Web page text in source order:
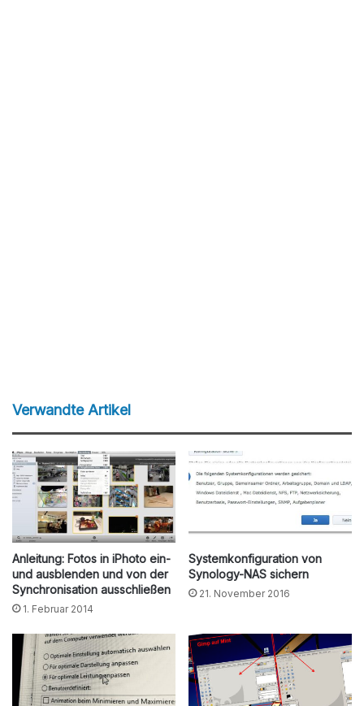
Verwandte Artikel
Anleitung: Fotos in iPhoto ein-
und ausblenden und von der
Synchronisation ausschließen
1. Februar 2014
Systemkonfiguration von
Synology-NAS sichern
21. November 2016